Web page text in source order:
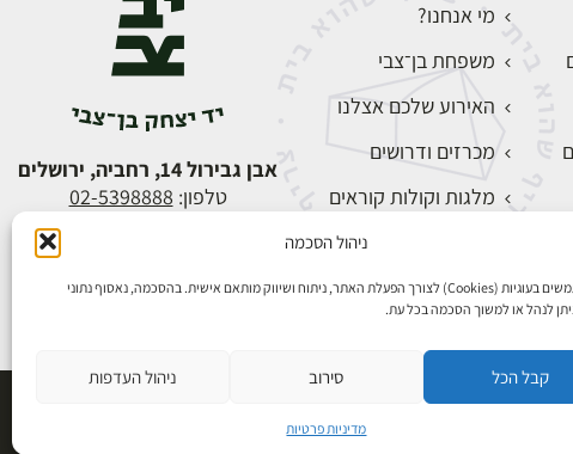
ניהול הסכמה
אנו משתמשים בעוגיות (Cookies) לצורך הפעלת האתר, ניתוח ושיווק מותאם אישית. בהסכמה, נאסוף נתוני
לנהל או למשוך הסכמה בכל עת.
קבל הכל סירוב ניהול העדפות
מדיניות פרטיות
מי אנחנו?
משפחת בן־צבי
האירוע שלכם אצלנו
מכרזים ודרושים
מלגות וקולות קוראים
התחברות
אבן גבירול 14, רחביה, ירושלים
טלפון: 02-5398888